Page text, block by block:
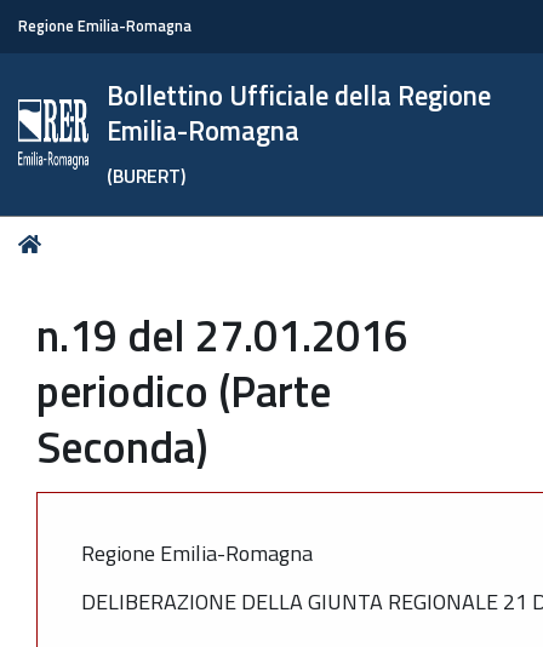
Regione Emilia-Romagna
Bollettino Ufficiale della Regione
Emilia-Romagna
(BURERT)
Tu
n.19 del 27.01.2016
periodico (Parte
Seconda)
Regione Emilia-Romagna
DELIBERAZIONE DELLA GIUNTA REGIONALE